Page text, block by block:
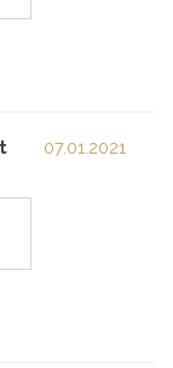
07.01.2021